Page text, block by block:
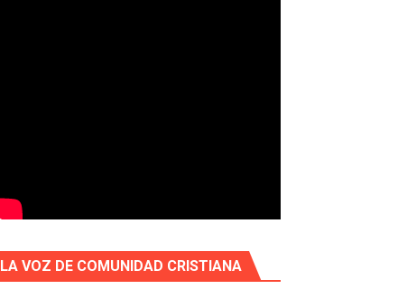
LA VOZ DE COMUNIDAD CRISTIANA